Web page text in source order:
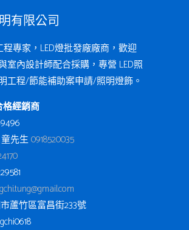
有限公司
程專家，LED燈批發廠廠商，歡迎
室內設計師配合採購，專營 LED照
工程/節能補助案申請/照明燈飾。
格經銷商
先生0918520035
蘆竹區富昌街233號